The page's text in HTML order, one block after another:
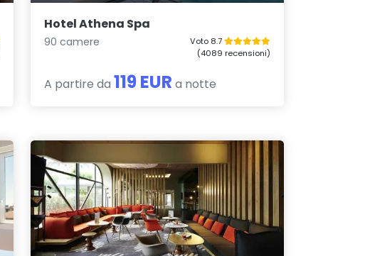
Hotel Athena Spa
90 camere
Voto 8.7
(4089 recensioni)
A partire da119 EUR a notte